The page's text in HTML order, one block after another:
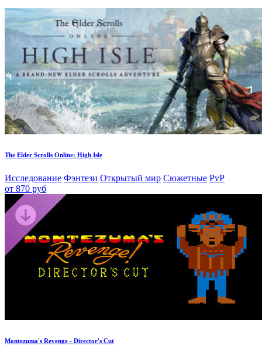
The Elder Scrolls Online: High Isle
Исследование Фэнтези Открытый мир Сюжетные PvP
от 870 руб
Montezuma's Revenge - Director's Cut